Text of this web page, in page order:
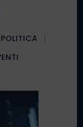
POLITICA